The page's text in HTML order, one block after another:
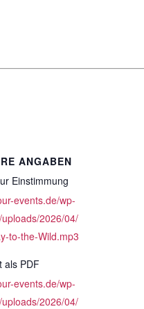
ANGABEN
Einstimmung
events.de/wp-
2026/04/
to-the-Wild.mp3
als PDF
events.de/wp-
2026/04/